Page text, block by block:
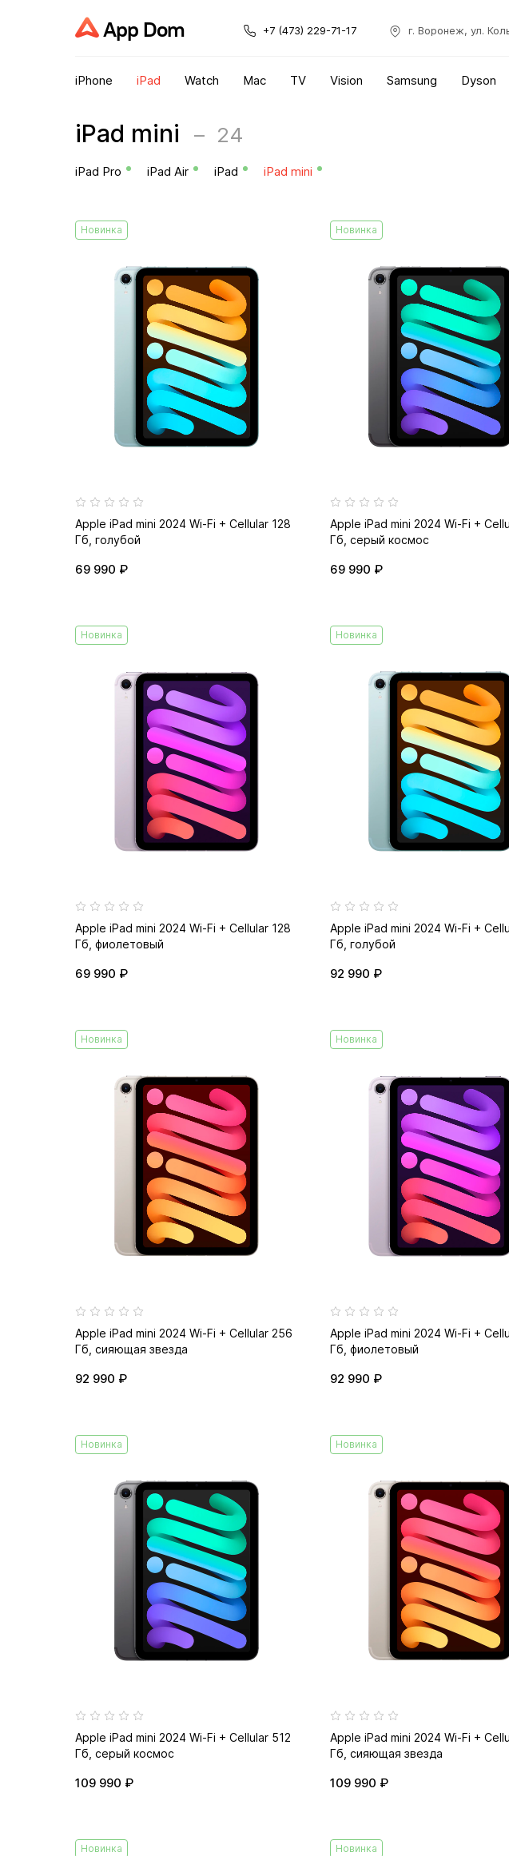
App Dom +7 (473) 229-71-17 г. Воронеж, ул.
iPhone iPad Watch Mac TV Vision Samsung Dyson
iPad mini 24
iPad Pro iPad Air iPad iPad mini
Новинка
Apple iPad mini 2024 Wi-Fi + Cellular 128
Гб, голубой
69 990 ₽
Новинка
Apple iPad mini 2024 Wi-Fi +
Гб, серый космос
69 990 ₽
Новинка
Apple iPad mini 2024 Wi-Fi + Cellular 128
Гб, фиолетовый
69 990 ₽
Новинка
Apple iPad mini 2024 Wi-Fi +
Гб, голубой
92 990 ₽
Новинка
Apple iPad mini 2024 Wi-Fi + Cellular 256
Гб, сияющая звезда
92 990 ₽
Новинка
Apple iPad mini 2024 Wi-Fi +
Гб, фиолетовый
92 990 ₽
Новинка
Apple iPad mini 2024 Wi-Fi + Cellular 512
Гб, серый космос
109 990 ₽
Новинка
Apple iPad mini 2024 Wi-Fi +
Гб, сияющая звезда
109 990 ₽
Новинка Новинка